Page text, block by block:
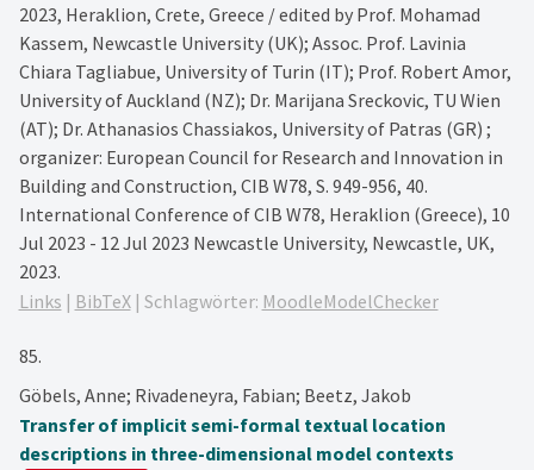
2023, Heraklion, Crete, Greece / edited by Prof. Mohamad
Kassem, Newcastle University (UK); Assoc. Prof. Lavinia
Chiara Tagliabue, University of Turin (IT); Prof. Robert Amor,
University of Auckland (NZ); Dr. Marijana Sreckovic, TU Wien
(AT); Dr. Athanasios Chassiakos, University of Patras (GR) ;
organizer: European Council for Research and Innovation in
Building and Construction, CIB W78, S. 949-956, 40.
International Conference of CIB W78, Heraklion (Greece), 10
Jul 2023 - 12 Jul 2023 Newcastle University, Newcastle, UK,
2023.
Links | BibTeX| Schlagwörter: MoodleModelChecker
85.
Göbels, Anne; Rivadeneyra, Fabian; Beetz, Jakob
Transfer of implicit semi-formal textual location
descriptions in three-dimensional model contexts